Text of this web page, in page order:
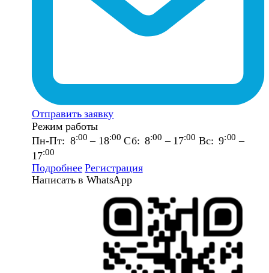
Отправить заявку
Режим работы
Пн-Пт: 8:00 – 18:00 Сб: 8:00 – 17:00 Вс: 9:00 –
17:00
Подробнее Регистрация
Написать в WhatsApp